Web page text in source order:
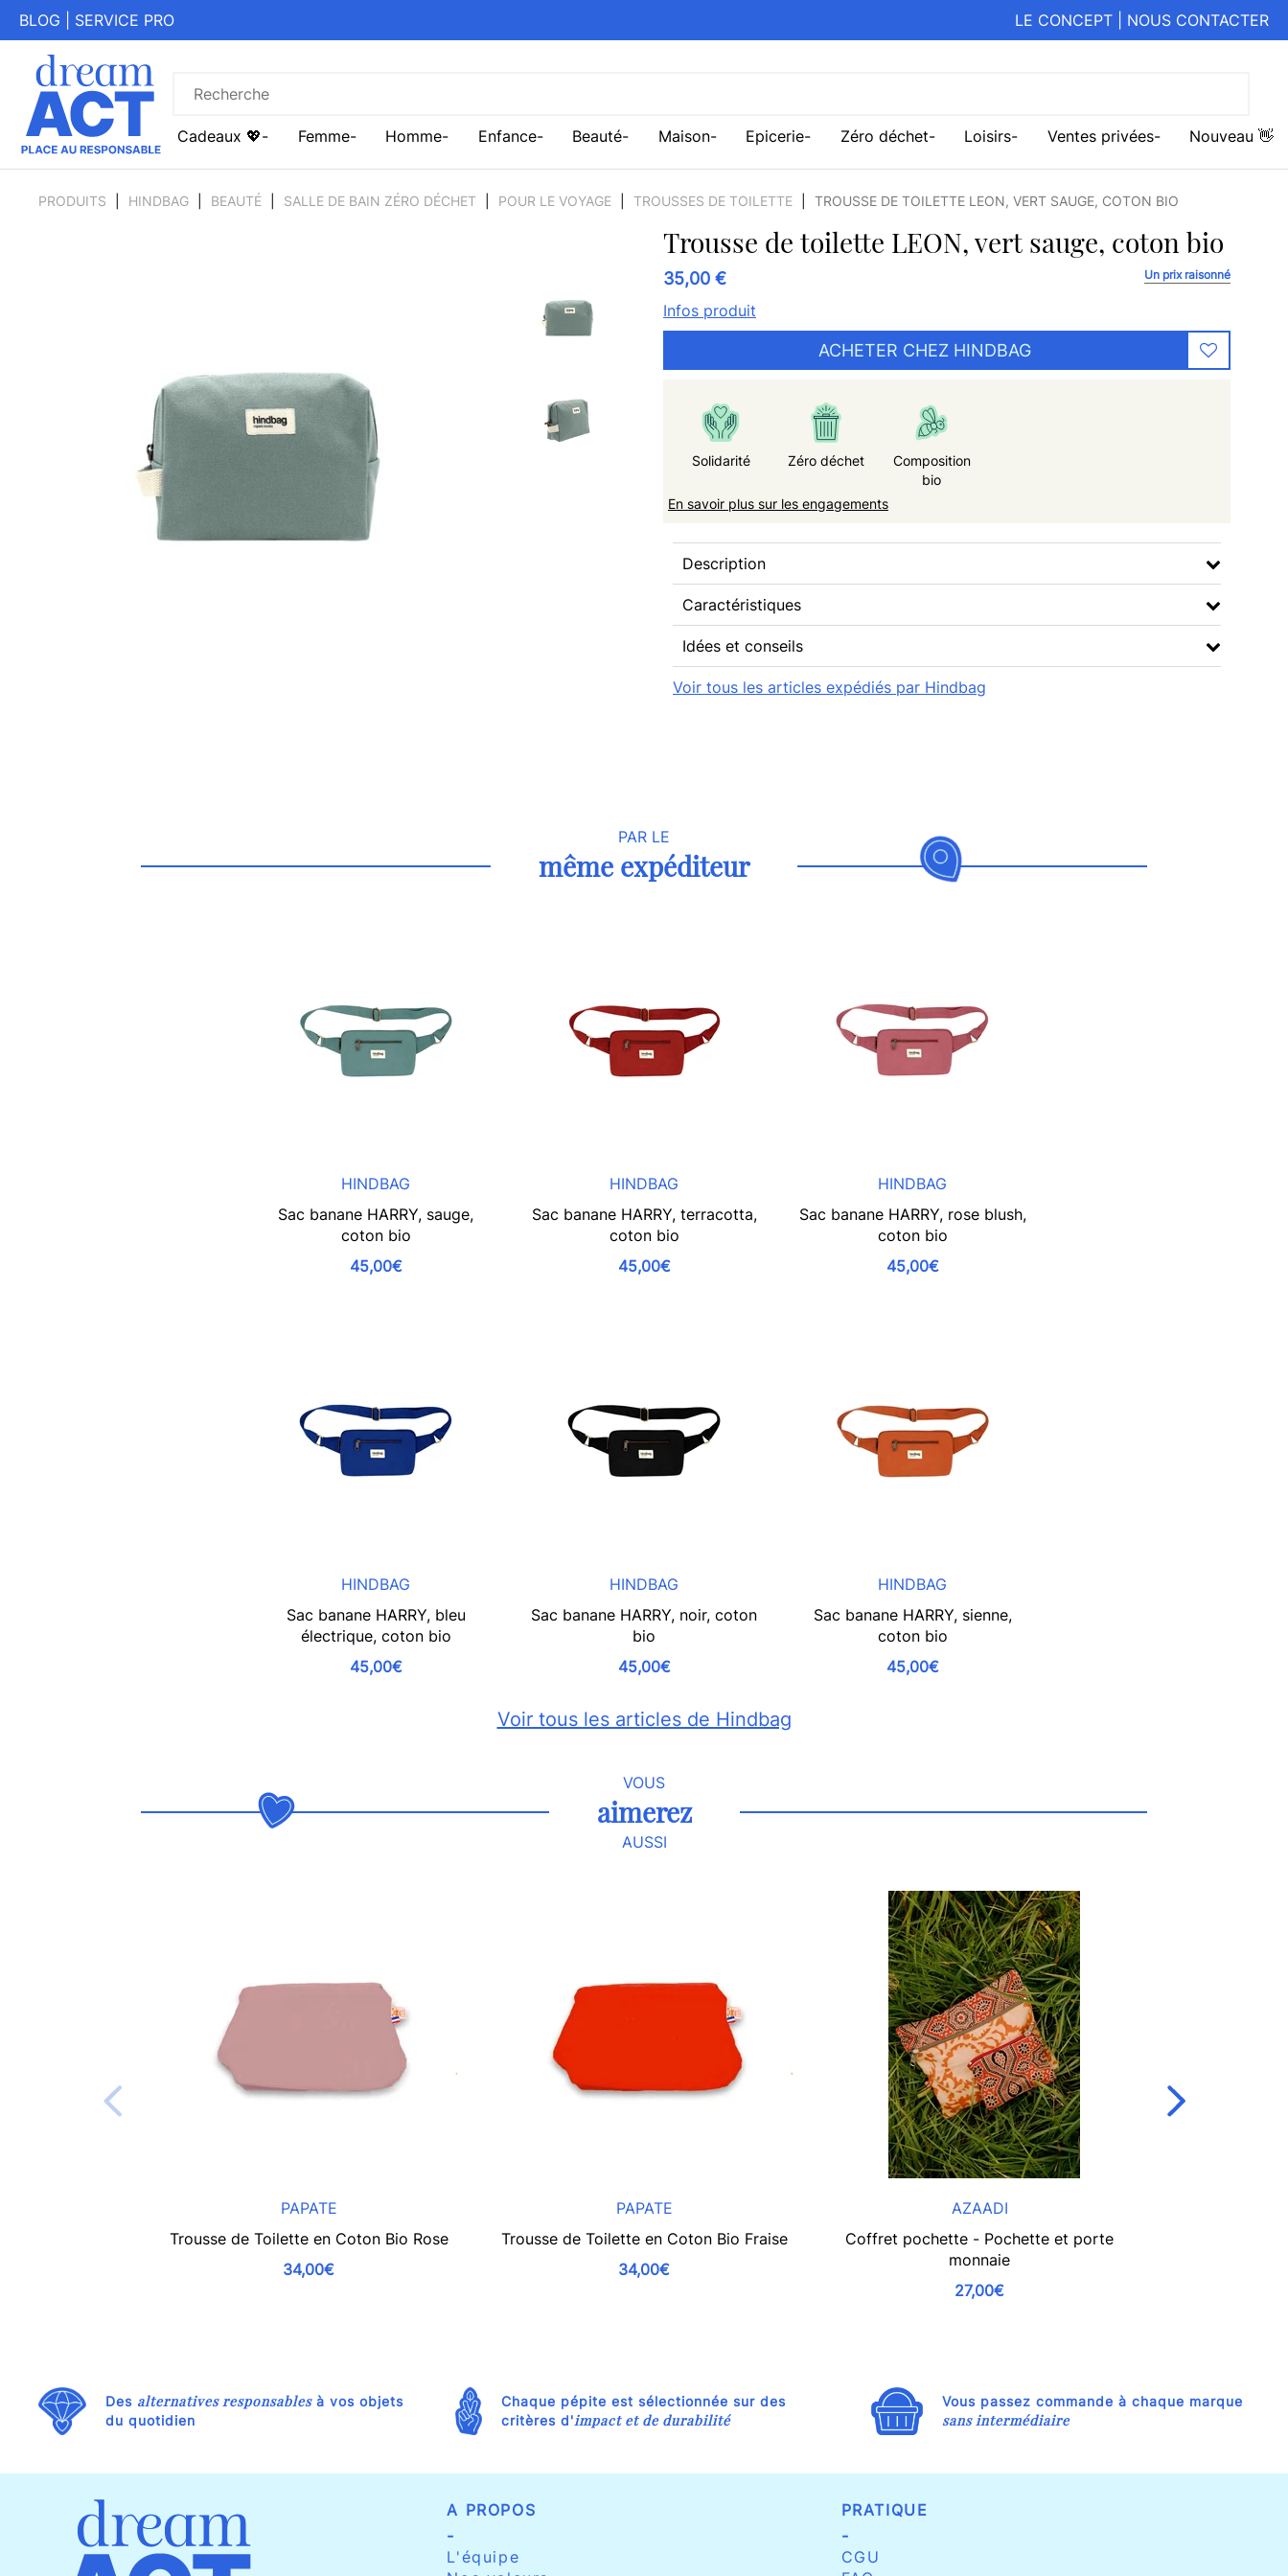
BLOG SERVICE PRO LE CONCEPT NOUS CONTACTER
Cadeaux 💖 Femme Homme Enfance Beauté Maison Epicerie Zéro déchet Loisirs Ventes privées Nouveau 👋
PRODUITS HINDBAG BEAUTÉ SALLE DE BAIN ZÉRO DÉCHET POUR LE VOYAGE TROUSSES DE TOILETTE TROUSSE DE TOILETTE LEON, VERT SAUGE, COTON BIO
Trousse de toilette LEON, vert sauge, coton bio
35,00 € Un prix raisonné
Infos produit
ACHETER CHEZ HINDBAG
Solidarité Zéro déchet
Composition
bio
En savoir plus sur les engagements
Description
Caractéristiques
Idées et conseils
Voir tous les articles expédiés par Hindbag
PAR LE
même expéditeur
HINDBAG
Sac banane HARRY, sauge,
coton bio
45,00€
HINDBAG
Sac banane HARRY, terracotta,
coton bio
45,00€
HINDBAG
Sac banane HARRY, rose blush,
coton bio
45,00€
HINDBAG
Sac banane HARRY, bleu
électrique, coton bio
45,00€
HINDBAG
Sac banane HARRY, noir, coton
bio
45,00€
HINDBAG
Sac banane HARRY, sienne,
coton bio
45,00€
Voir tous les articles de Hindbag
VOUS
aimerez
AUSSI
PAPATE
Trousse de Toilette en Coton Bio Rose
34,00€
PAPATE
Trousse de Toilette en Coton Bio Fraise
34,00€
AZAADI
Coffret pochette - Pochette et porte
monnaie
27,00€
Des alternatives responsablesà vos objets
du quotidien
Chaque pépite est sélectionnée sur des
critères d'impact et de durabilité
Vous passez commande à chaque marque
sans intermédiaire
A PROPOS
-
L'équipe
PRATIQUE
-
CGU